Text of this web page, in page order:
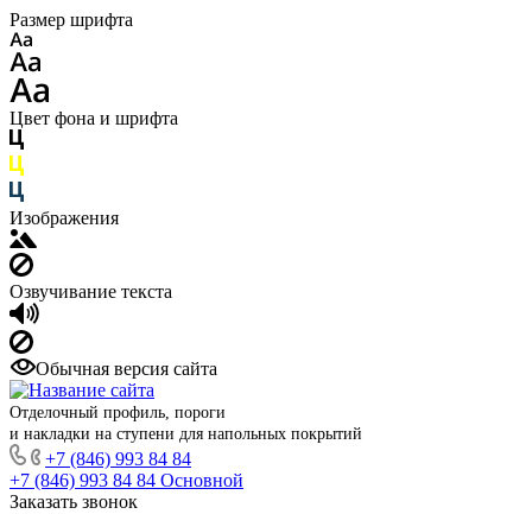
Размер шрифта
Цвет фона и шрифта
Изображения
Озвучивание текста
Обычная версия сайта
Отделочный профиль, пороги
и накладки на ступени для напольных покрытий
+7 (846) 993 84 84
+7 (846) 993 84 84 Основной
Заказать звонок